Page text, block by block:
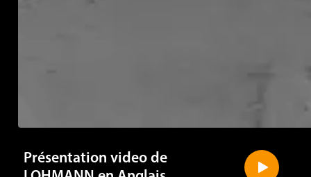
Présentation video de
LOHMANN en Anglais